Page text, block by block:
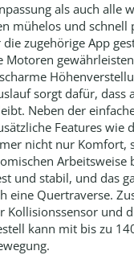
als auch alle
mühelos und schnell
zugehörige App
Motoren
sorgt dafür, dass
Neben der
Features wie
nicht nur Komfort,
Arbeitsweise
und stabil, und das
eine Quertraverse.
Kollisionssensor und
kann mit bis zu